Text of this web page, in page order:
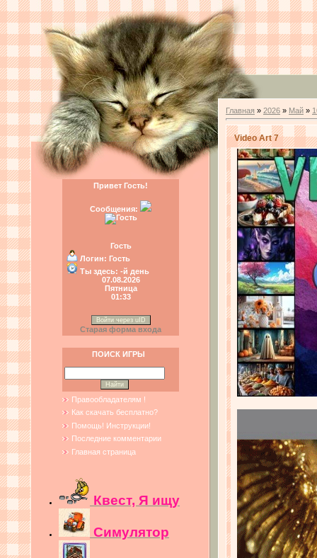
Привет Гость!
Сообщения:
Гость
Логин: Гость
Ты здесь: -й день
07.08.2026
Пятница
01:33
Войти через uID
Старая форма входа
ПОИСК ИГРЫ
Правообладателям !
Как скачать бесплатно?
Помощь! Инструкции!
Последние комментарии
Главная страница
Квест, Я ищу
Симулятор
Главная » 2026 » Май »
Video Art 7